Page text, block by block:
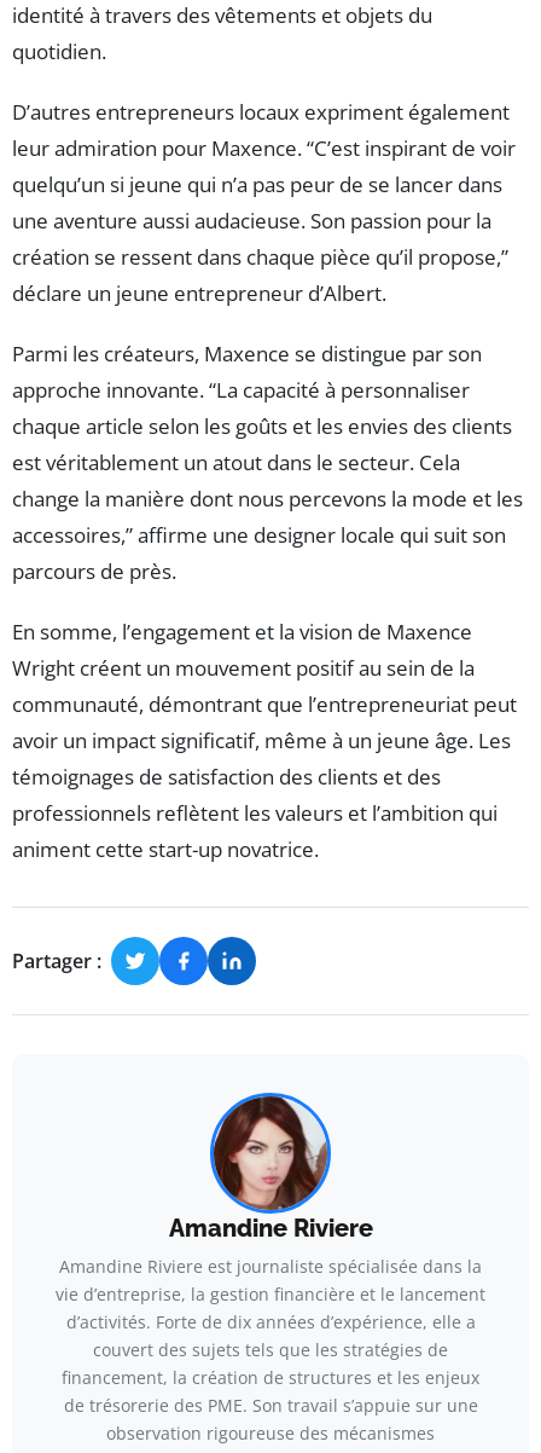
identité à travers des vêtements et objets du
quotidien.
D’autres entrepreneurs locaux expriment également
leur admiration pour Maxence. “C’est inspirant de voir
quelqu’un si jeune qui n’a pas peur de se lancer dans
une aventure aussi audacieuse. Son passion pour la
création se ressent dans chaque pièce qu’il propose,”
déclare un jeune entrepreneur d’Albert.
Parmi les créateurs, Maxence se distingue par son
approche innovante. “La capacité à personnaliser
chaque article selon les goûts et les envies des clients
est véritablement un atout dans le secteur. Cela
change la manière dont nous percevons la mode et les
accessoires,” affirme une designer locale qui suit son
parcours de près.
En somme, l’engagement et la vision de Maxence
Wright créent un mouvement positif au sein de la
communauté, démontrant que l’entrepreneuriat peut
avoir un impact significatif, même à un jeune âge. Les
témoignages de satisfaction des clients et des
professionnels reflètent les valeurs et l’ambition qui
animent cette start-up novatrice.
Partager :
Amandine Riviere
Amandine Riviere est journaliste spécialisée dans la
vie d’entreprise, la gestion financière et le lancement
d’activités. Forte de dix années d’expérience, elle a
couvert des sujets tels que les stratégies de
financement, la création de structures et les enjeux
de trésorerie des PME. Son travail s’appuie sur une
observation rigoureuse des mécanismes